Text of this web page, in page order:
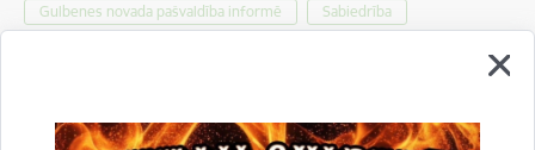
Gulbenes novada pašvaldība informē
Sabiedrība